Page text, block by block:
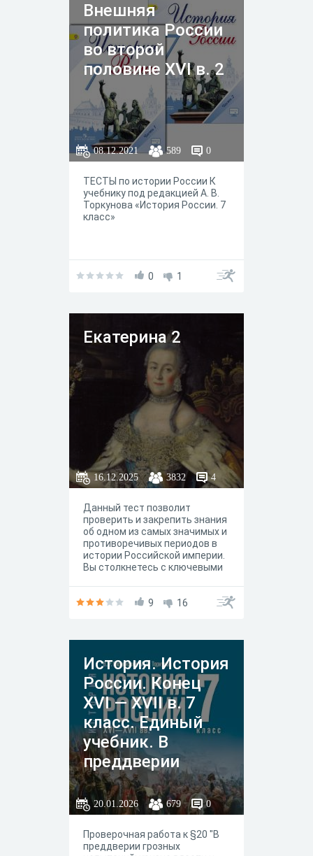
Внешняя
политика России
во второй
половине XVI в. 2
08.12.2021 589 0
ТЕСТЫ по истории России К
учебнику под редакцией А. В.
Торкунова «История России. 7
класс»
0 1
Екатерина 2
16.12.2025 3832 4
Данный тест позволит
проверить и закрепить знания
об одном из самых значимых и
противоречивых периодов в
истории Российской империи.
Вы столкнетесь с ключевыми
времени правления Екатерины
и на понимание причинно-
эпохи.
9 16
История. История
России. Конец
XVI — XVII в. 7
класс. Единый
учебник. В
преддверии
грозных
испытаний:
кризис власти и
общества на
20.01.2026 679 0
Проверочная работа к §20 "В
преддверии грозных